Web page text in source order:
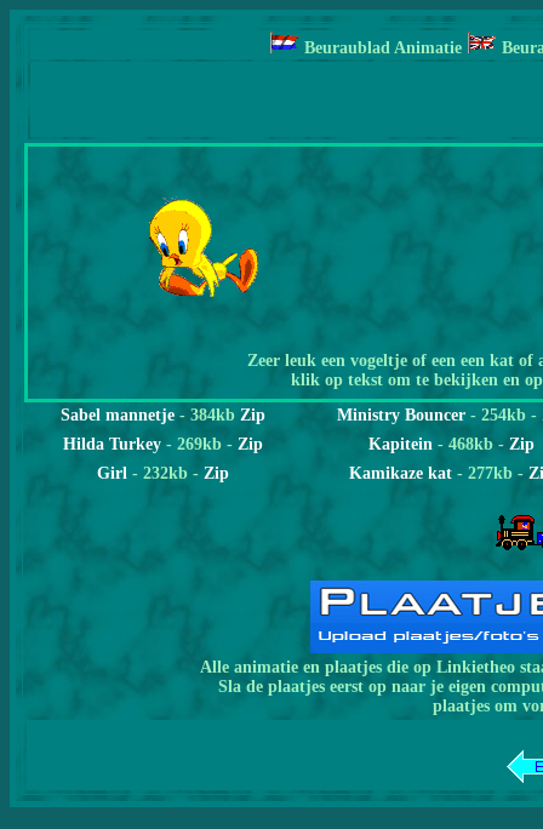
Beuraublad Animatie
Zeer leuk een vogeltje of een een kat
klik op tekst om te bekijken en
Sabel mannetje - 384kb Zip Ministry Bouncer - 254kb-
Hilda Turkey - 269kb - Zip Kapitein - 468kb - Zip
Girl - 232kb - Zip Kamikaze kat - 277kb -
Alle animatie en plaatjes die op Linkietheo
Sla de plaatjes eerst op naar je eigen
plaatjes om